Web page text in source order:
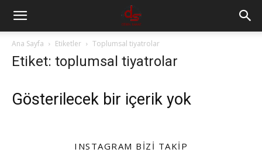
Ana Sayfa Etiketler Toplumsal tiyatrolar
Etiket: toplumsal tiyatrolar
Gösterilecek bir içerik yok
INSTAGRAM BIZI TAKIP